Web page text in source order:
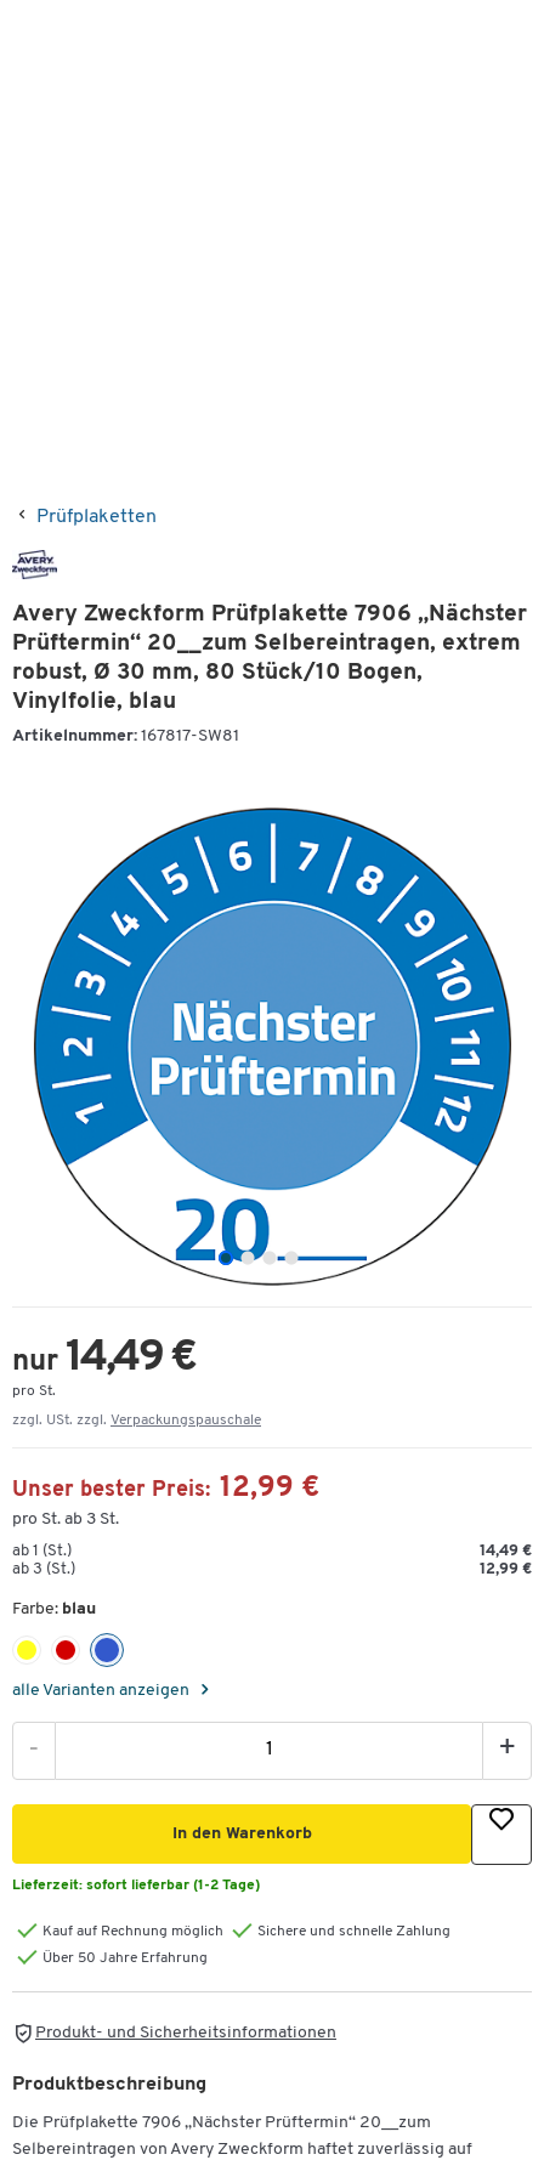
Prüfplaketten
Avery Zweckform Prüfplakette 7906 „Nächster
Prüftermin“ 20__zum Selbereintragen, extrem
robust, Ø 30 mm, 80 Stück/10 Bogen,
Vinylfolie, blau
Artikelnummer: 167817-SW81
nur 14,49 €
pro St.
zzgl. USt. zzgl. Verpackungspauschale
Unser bester Preis: 12,99 €
pro St. ab 3 St.
ab 1 (St.)
14,49 €
ab 3 (St.)
12,99 €
Farbe: blau
alle Varianten anzeigen
- +
In den Warenkorb
Lieferzeit: sofort lieferbar (1-2 Tage)
Kauf auf Rechnung möglich
Sichere und schnelle Zahlung
Über 50 Jahre Erfahrung
Produkt- und Sicherheitsinformationen
Produktbeschreibung
Die Prüfplakette 7906 „Nächster Prüftermin“ 20__zum
Selbereintragen von Avery Zweckform haftet zuverlässig auf